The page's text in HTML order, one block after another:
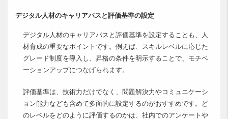
デジタル人材のキャリアパスと評価基準の設定
デジタル人材のキャリアパスと評価基準を設定することも、人
材育成の重要なポイントです。例えば、スキルレベルに応じた
グレード制度を導入し、昇格の条件を明示することで、モチベ
ーションアップにつなげられます。
評価基準は、技術力だけでなく、問題解決力やコミュニケーシ
ョン能力なども含めて多面的に設定するのがおすすめです。ど
のレベルをどのように評価するのかは、社内でのアンケートや